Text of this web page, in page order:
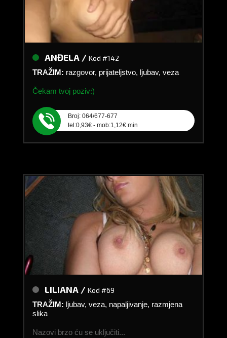
ANĐELA / Kod #142
TRAŽIM: razgovor, prijateljstvo, ljubav, veza
Čekam tvoj poziv:)
Broj: 064/677-677
tel:0,93€ - mob:1,12€ min
LILIANA / Kod #69
TRAŽIM: ljubav, veza, napaljivanje, razmjena
slika
Nazovi brzo ću se uključiti...